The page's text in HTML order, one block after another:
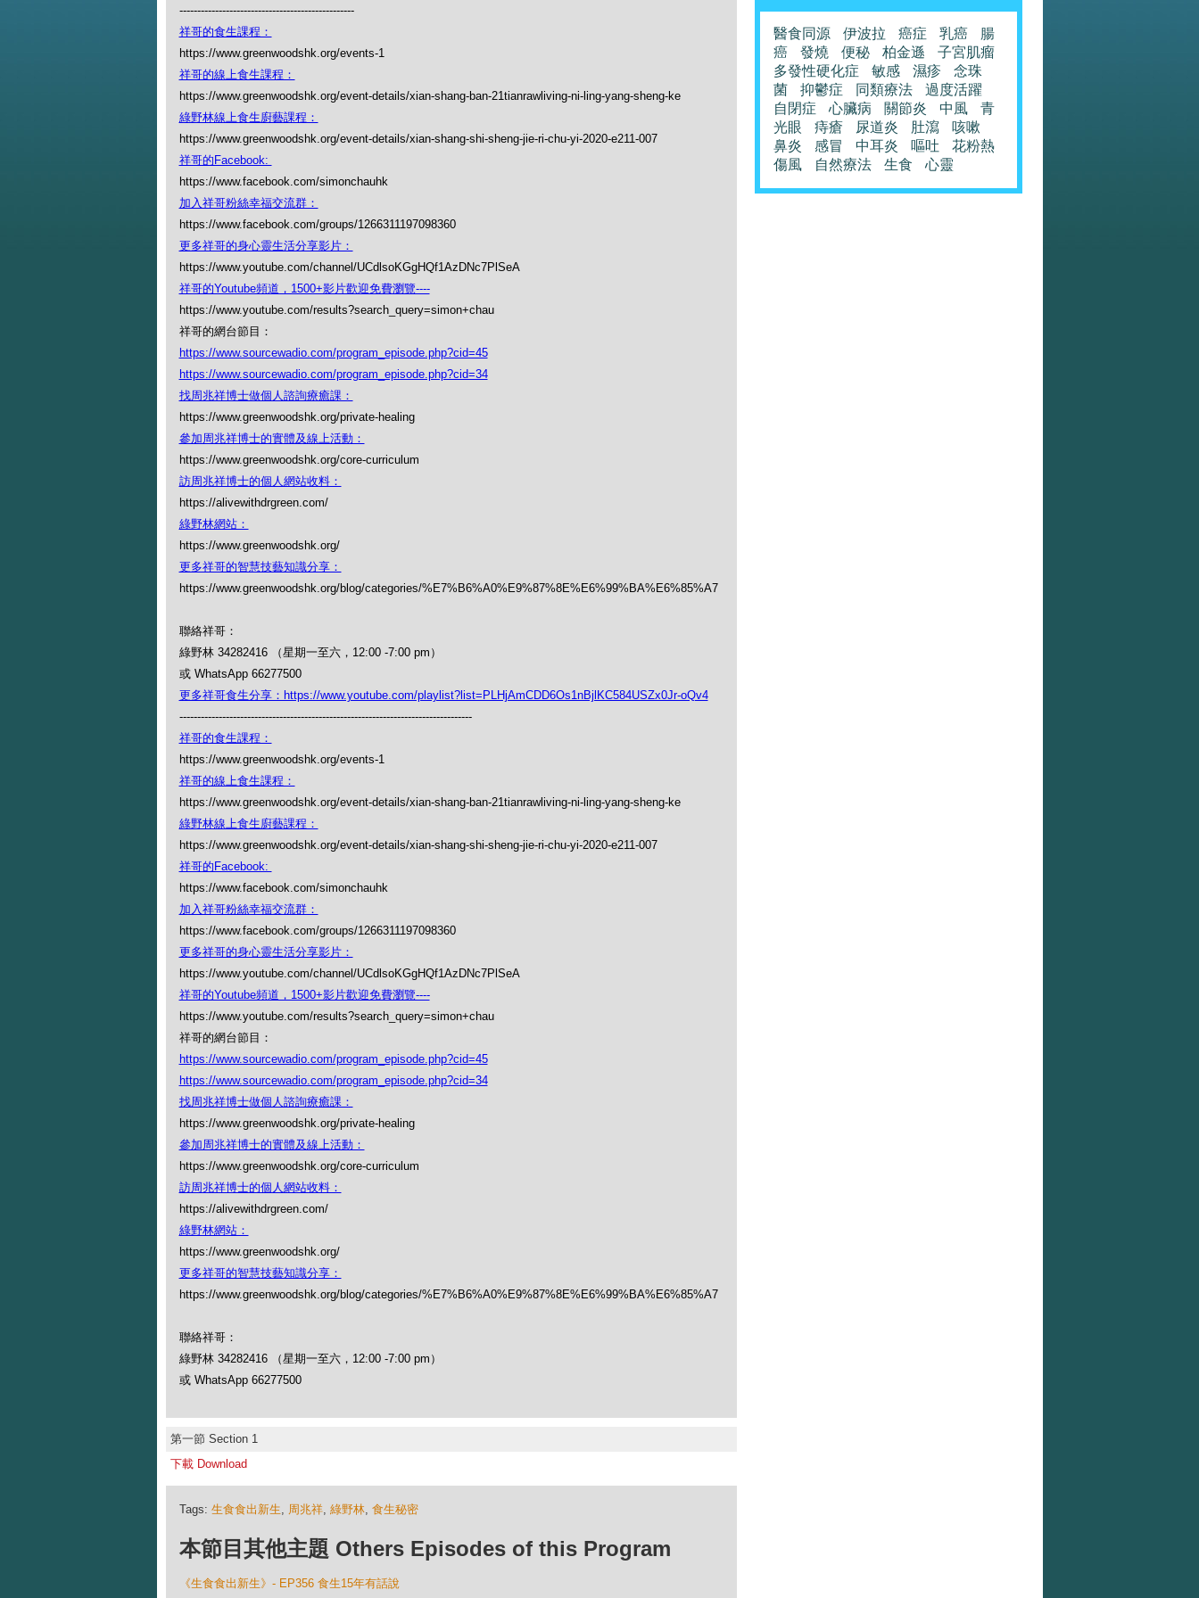
-------------------------------------------------
祥哥的食生課程：
https://www.greenwoodshk.org/events-1
祥哥的線上食生課程：
https://www.greenwoodshk.org/event-details/xian-shang-ban-21tianrawliving-ni-ling-yang-sheng-ke
綠野林線上食生廚藝課程：
https://www.greenwoodshk.org/event-details/xian-shang-shi-sheng-jie-ri-chu-yi-2020-e211-007
祥哥的Facebook:
https://www.facebook.com/simonchauhk
加入祥哥粉絲幸福交流群：
https://www.facebook.com/groups/1266311197098360
更多祥哥的身心靈生活分享影片：
https://www.youtube.com/channel/UCdlsoKGgHQf1AzDNc7PlSeA
祥哥的Youtube頻道，1500+影片歡迎免費瀏覽----
https://www.youtube.com/results?search_query=simon+chau
祥哥的網台節目：
https://www.sourcewadio.com/program_episode.php?cid=45
https://www.sourcewadio.com/program_episode.php?cid=34
找周兆祥博士做個人諮詢療癒課：
https://www.greenwoodshk.org/private-healing
參加周兆祥博士的實體及線上活動：
https://www.greenwoodshk.org/core-curriculum
訪周兆祥博士的個人網站收料：
https://alivewithdrgreen.com/
綠野林網站：
https://www.greenwoodshk.org/
更多祥哥的智慧技藝知識分享：
https://www.greenwoodshk.org/blog/categories/%E7%B6%A0%E9%87%8E%E6%99%BA%E6%85%A7
聯絡祥哥：
綠野林 34282416 （星期一至六，12:00 -7:00 pm）
或 WhatsApp 66277500
更多祥哥食生分享：https://www.youtube.com/playlist?list=PLHjAmCDD6Os1nBjlKC584USZx0Jr-oQv4
----------------------------------------------------------------------------------
祥哥的食生課程：
https://www.greenwoodshk.org/events-1
祥哥的線上食生課程：
https://www.greenwoodshk.org/event-details/xian-shang-ban-21tianrawliving-ni-ling-yang-sheng-ke
綠野林線上食生廚藝課程：
https://www.greenwoodshk.org/event-details/xian-shang-shi-sheng-jie-ri-chu-yi-2020-e211-007
祥哥的Facebook:
https://www.facebook.com/simonchauhk
加入祥哥粉絲幸福交流群：
https://www.facebook.com/groups/1266311197098360
更多祥哥的身心靈生活分享影片：
https://www.youtube.com/channel/UCdlsoKGgHQf1AzDNc7PlSeA
祥哥的Youtube頻道，1500+影片歡迎免費瀏覽----
https://www.youtube.com/results?search_query=simon+chau
祥哥的網台節目：
https://www.sourcewadio.com/program_episode.php?cid=45
https://www.sourcewadio.com/program_episode.php?cid=34
找周兆祥博士做個人諮詢療癒課：
https://www.greenwoodshk.org/private-healing
參加周兆祥博士的實體及線上活動：
https://www.greenwoodshk.org/core-curriculum
訪周兆祥博士的個人網站收料：
https://alivewithdrgreen.com/
綠野林網站：
https://www.greenwoodshk.org/
更多祥哥的智慧技藝知識分享：
https://www.greenwoodshk.org/blog/categories/%E7%B6%A0%E9%87%8E%E6%99%BA%E6%85%A7
聯絡祥哥：
綠野林 34282416 （星期一至六，12:00 -7:00 pm）
或 WhatsApp 66277500
第一節 Section 1
下載 Download
Tags: 生食食出新生, 周兆祥, 綠野林, 食生秘密
本節目其他主題 Others Episodes of this Program
《生食食出新生》- EP356 食生15年有話說
醫食同源 伊波拉 癌症 乳癌
腸
癌
發燒 便秘 柏金遜
子宮肌瘤
多發性硬化症
敏感 濕疹
念珠
菌
抑鬱症 同類療法
過度活躍
自閉症
心臟病 關節炎 中風
青
光眼
痔瘡 尿道炎 肚瀉
咳嗽
鼻炎
感冒 中耳炎 嘔吐
花粉熱
傷風
自然療法 生食 心靈